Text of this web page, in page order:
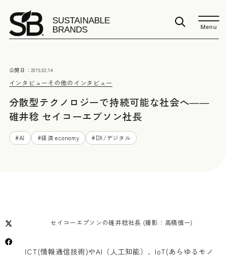
Menu
インタビュー その他のインタビュー
公開日： 2019.02.14
分散型テクノロジーで持続可能な社会へ――
碓井稔 セイコーエプソン社長
#AI #経済 economy #DX/デジタル
セイコーエプソンの碓井稔社長 (撮影：高橋慎一)
ICT(情報通信技術)やAI（人工知能）、IoT(あらゆるモノ